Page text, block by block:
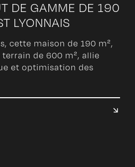
DE GAMME DE 190
LYONNAIS
cette maison de 190 m²,
de 600 m², allie
et optimisation des